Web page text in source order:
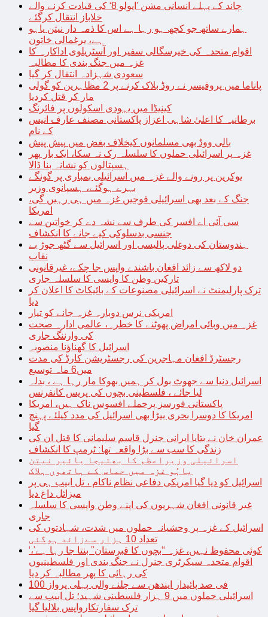
چاند کے پہلے انسانی مشن ’اپولو 8‘ کی قیادت کرنے والے
خلاباز انتقال کرگئے
ہمارے ساتھ جو کچھ ہو رہا ہے اس کا ذمہ دار نیتن یاہو
ہے، یرغمالی خاتون
اقوام متحدہ کی خیرسگالی سفیر اور آسٹریلوی اداکارہ کا
غزہ میں جنگ بندی کا مطالبہ
سعودی شہزادہ انتقال کر گیا
پاناما میں پروفیسر نے روڈ بلاک کرنے پر 2 مظاہرین کو گولی
مار کر قتل کردیا
کینیڈا میں یہودی اسکولوں پر فائرنگ
برطانیہ کا اعلیٰ شاہی اعزاز پاکستانی مصنف عارف انیس
کے نام
بالی ووڈ بھی مسلمانوں کیخلاف بغض میں پیش پیش
غزہ پر اسرائیلی حملوں کا سلسلہ رک نہ سکا، ایک بار پھر
ہسپتالوں کو نشانہ بنا ڈالا
یوکرین پر رونے والے غزہ میں اسرائیلی بمباری پر گونگے
بہرے ہوگئے، ہسپانوی وزیر
جنگ کے بعد بھی اسرائیلی فوجیں غزہ میں ہی رہیں گی،
امریکا
سی آئی اے افسر کی طرف سے نشہ دے کر خواتین سے
جنسی بدسلوکی کیے جانے کا انکشاف
ہندوستان کی دوغلی پالیسی اور اسرائیل سے گٹھ جوڑ بے
نقاب
دو لاکھ سے زائد افغان باشندے واپس جا چکے، غیرقانونی
تارکین وطن کا واپسی کا سلسلہ جاری
ترک پارلیمنٹ نے اسرائیلی مصنوعات کے بائیکاٹ کا اعلان کر
دیا
امریکی نرس دوبارہ غزہ جانے کو تیار
غزہ میں وبائی امراض پھوٹنے کا خطرہ، عالمی ادارہ صحت
کی وارننگ جاری
اسرائیل کا گھناؤنا منصوبہ
رجسٹرڈ افغان مہاجرین کی رجسٹریشن کارڈ کی مدت
میں6 ماہ توسیع
اسرائیل دنیا سے جھوٹ بول کر ہمیں بھوکا مار رہا ہے ، بدلہ
لیا جائے ، فلسطینی بچوں کی پریس کانفرنس
پاکستانی فورسز پرحملے افسوس ناک ہیں، امریکا
امریکا کا دوسرا بحری بیڑا بھی اسرائیل کی مدد کیلئے پہنچ
گیا
عمران خان نے بتایا ایرانی جنرل قاسم سلیمانی کا قتل ان کی
زندگی کا سب سے بڑا واقعہ تھا: ٹرمپ کا انکشاف
اسرائیلی وزیراعظم کا بھتیجا یائیر نیتن
یاہُو غزہ میں حماس کے ہاتھوں ہلاک
اسرائیل کو دیا گیا امریکی دفاعی نظام ناکام ، تل ابیب ہی پر
میزائل داغ دیا
غیر قانونی افغان شہریوں کی اپنے وطن واپسی کا سلسلہ
جاری
اسرائیل کے غزہ پر وحشیانہ حملوں میں شدت، شہادتوں کی
تعداد 10 ہزار سےزائد ہوگئی
‘کوئی محفوظ نہیں، غزہ “بچوں کا قبرستان” بنتا جا رہا ہے’،
اقوام متحدہ سیکرٹری جنرل نے جنگ بندی اور فلسطینیوں
کی رہائی کا پھر مطالبہ کر دیا
100 فی صد پائیدار ایندھن سے چلنے والی پہلی پرواز
اسرائیلی حملوں میں 9 ہزار فلسطینی شہید؛ تل ابیب سے
ترک سفارتکارواپس بلالیا گیا